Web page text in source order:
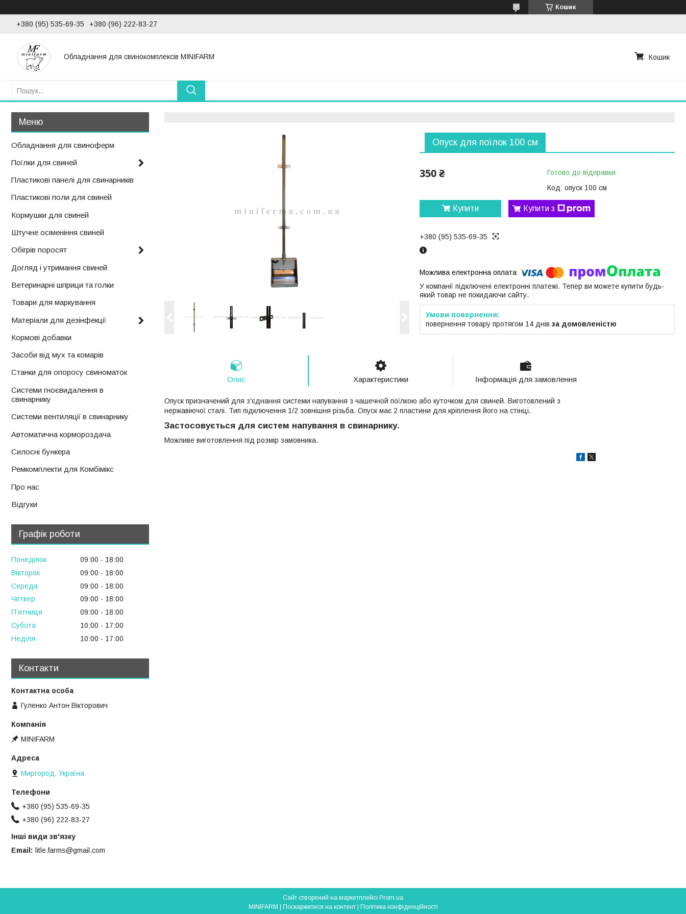
Кошик
+380 (95) 535-69-35 +380 (96) 222-83-27
Обладнання для свинокомплексів MINIFARM Кошик
Опуск для поїлок 100 см
350 ₴
Готово до відправки
Код: опуск 100 см
Купити Купити з
+380 (95) 535-69-35
У компанії підключені електронні платежі. Тепер ви можете купити будь-
який товар не покидаючи сайту.
повернення товару протягом 14 днів за домовленістю
Опис Характеристики Інформація для замовлення
Опуск призначений для з'єднання системи напування з чашечной поїлкою або куточком для свиней. Виготовлений з
нержавіючої сталі. Тип підключення 1/2 зовнішня різьба. Опуск має 2 пластини для кріплення його на стінці.
Застосовується для систем напування в свинарнику.
Можливе виготовлення під розмір замовника.
Обладнання для свиноферм
Поїлки для свиней
Пластикові панелі для свинарників
Пластикові поли для свиней
Кормушки для свиней
Штучне осіменіння свиней
Обігрів поросят
Догляд і утримання свиней
Ветеринарні шприци та голки
Товари для маркування
Матеріали для дезінфекції
Кормові добавки
Засоби від мух та комарів
Станки для опоросу свиноматок
Системи гноєвидалення в
свинарнику
Системи вентиляції в свинарнику
Автоматична кормороздача
Силосні бункера
Ремкомплекти для Комбімікс
Про нас
Відгуки
Графік роботи
Понеділок 09:00
18:00
Вівторок
09:00
18:00
Середа
09:00
18:00
Четвер
09:00
18:00
Пʼятниця
09:00
18:00
Субота
10:00
17:00
Неділя
10:00 17:00
Контакти
Гуленко Антон Вікторович
MINIFARM
Миргород, Україна
+380 (95) 535-69-35
+380 (96) 222-83-27
Інші види зв'язку
Email
litle.farms@gmail.com
Сайт створений на маркетплейсі Prom.ua
Поскаржитися на контент Політика конфіденційності